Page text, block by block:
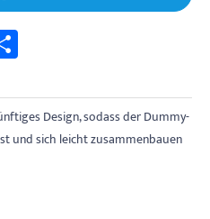
Design, sodass der Dummy-
und sich leicht zusammenbauen